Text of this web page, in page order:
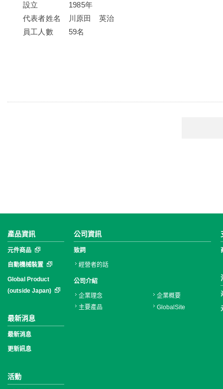
設立 1985年
代表者姓名 川原田 英治
員工人數 59名
產品資訊
元件商品
自動機械裝置
Global Product
(outside Japan)
最新消息
最新消息
更新訊息
活動
公司資訊
致詞
經營者的話
公司介紹
企業理念
企業概要
主要產品
GlobalSite